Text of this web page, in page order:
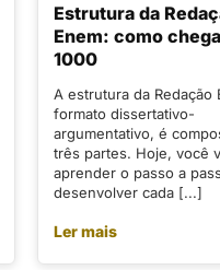
Estrutura da
Enem: como
1000
A estrutura da Redação
formato dissertativo-
argumentativo, é
três partes. Hoje, você
aprender o passo a
desenvolver cada [...]
Ler mais